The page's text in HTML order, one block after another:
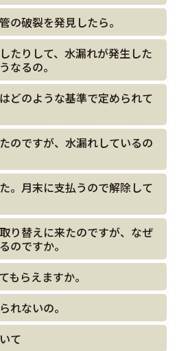
の破裂を発見したら。
たりして、水漏れが発生した
なるの。
どのような基準で定められて
のですが、水漏れしているの
。月末に支払うので解除して
り替えに来たのですが、なぜ
のですか。
もらえますか。
れないの。
て